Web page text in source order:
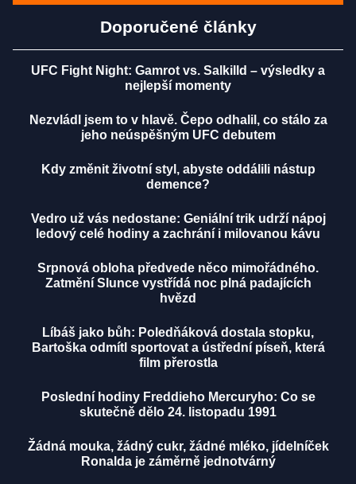
Doporučené články
UFC Fight Night: Gamrot vs. Salkilld – výsledky a
nejlepší momenty
Nezvládl jsem to v hlavě. Čepo odhalil, co stálo za
jeho neúspěšným UFC debutem
Kdy změnit životní styl, abyste oddálili nástup
demence?
Vedro už vás nedostane: Geniální trik udrží nápoj
ledový celé hodiny a zachrání i milovanou kávu
Srpnová obloha předvede něco mimořádného.
Zatmění Slunce vystřídá noc plná padajících
hvězd
Líbáš jako bůh: Poledňáková dostala stopku,
Bartoška odmítl sportovat a ústřední píseň, která
film přerostla
Poslední hodiny Freddieho Mercuryho: Co se
skutečně dělo 24. listopadu 1991
Žádná mouka, žádný cukr, žádné mléko, jídelníček
Ronalda je záměrně jednotvárný